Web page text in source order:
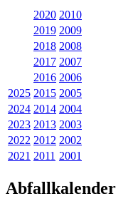
2020 2010
2019 2009
2018 2008
2017 2007
2016 2006
2025 2015 2005
2024 2014 2004
2023 2013 2003
2022 2012 2002
2021 2011 2001
Abfallkalender